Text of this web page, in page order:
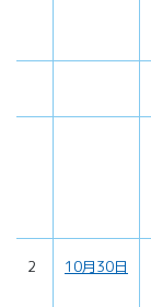
2 10月30日